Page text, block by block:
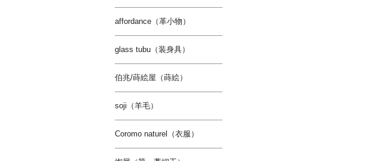
affordance（革小物）
glass tubu（装身具）
伯兆/蒔絵屋（蒔絵）
soji（羊毛）
Coromo naturel（衣服）